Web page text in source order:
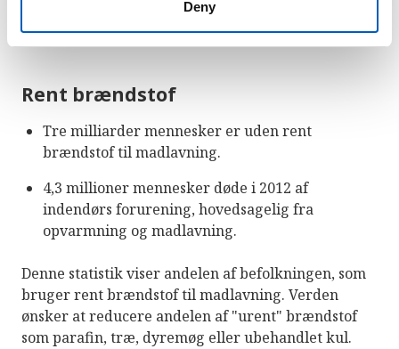
Deny
Rent brændstof
Tre milliarder mennesker er uden rent
brændstof til madlavning.
4,3 millioner mennesker døde i 2012 af
indendørs forurening, hovedsagelig fra
opvarmning og madlavning.
Denne statistik viser andelen af befolkningen, som
bruger rent brændstof til madlavning. Verden
ønsker at reducere andelen af "urent" brændstof
som parafin, træ, dyremøg eller ubehandlet kul.